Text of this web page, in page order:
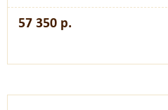
57 350 р.